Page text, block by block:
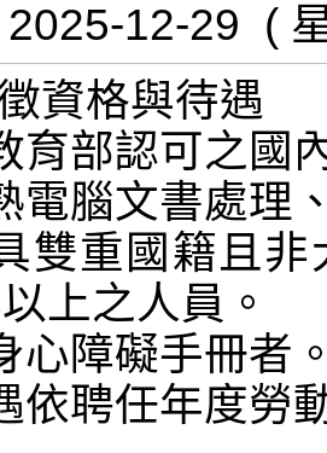
資格與待遇
育部認可之國
電腦文書處理
雙重國籍且
上之人員。
心障礙手冊者
依聘任年度勞